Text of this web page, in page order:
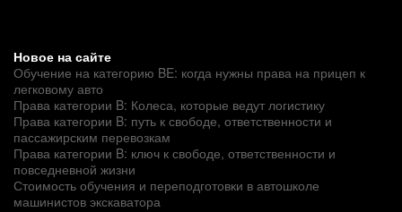
Новое на сайте
Обучение на категорию BE: когда нужны права на прицеп к
легковому авто
Права категории B: Колеса, которые ведут логистику
Права категории B: путь к свободе, ответственности и
пассажирским перевозкам
Права категории B: ключ к свободе, ответственности и
повседневной жизни
Стоимость обучения и переподготовки в автошколе
машинистов экскаватора